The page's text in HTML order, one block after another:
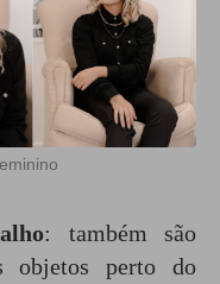
: também são
objetos perto do